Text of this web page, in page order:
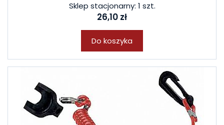
Sklep stacjonarny: 1 szt.
26,10 zł
Do koszyka